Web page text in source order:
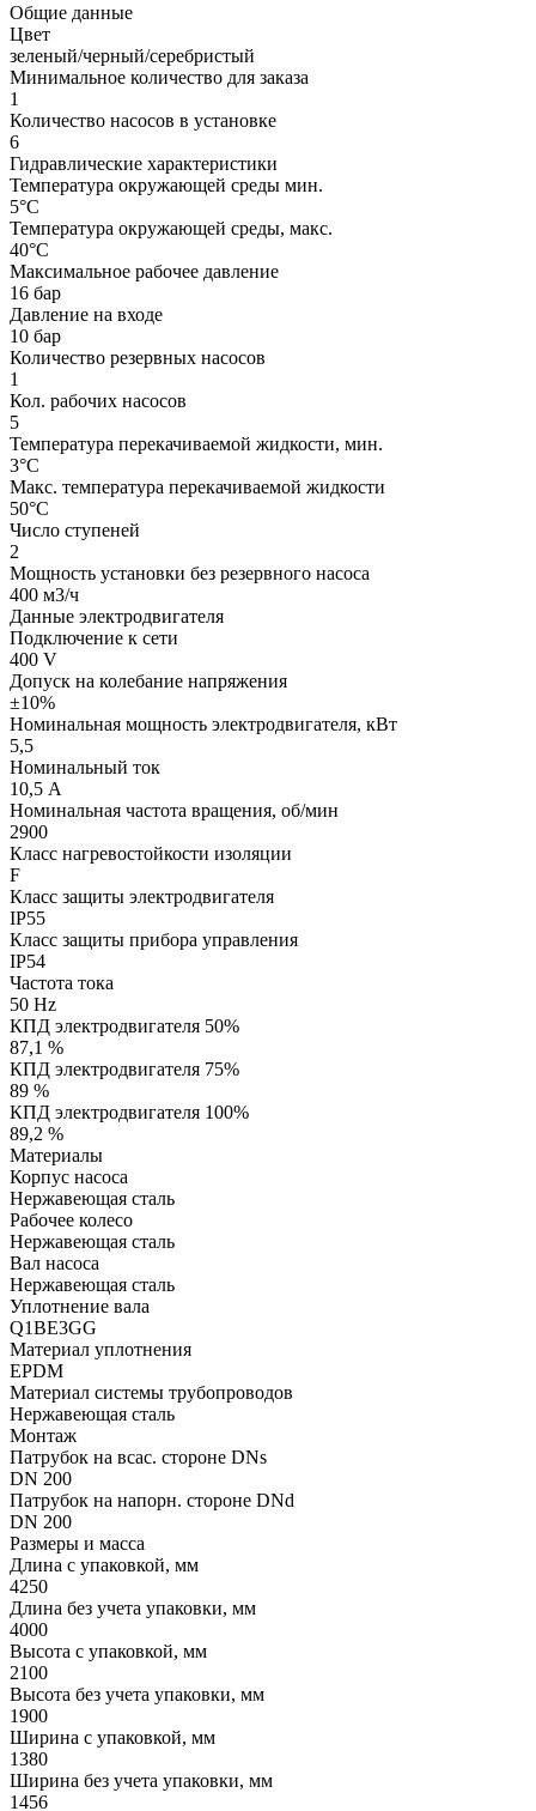
Общие данные
Цвет
зеленый/черный/серебристый
Минимальное количество для заказа
1
Количество насосов в установке
6
Гидравлические характеристики
Температура окружающей среды мин.
5°C
Температура окружающей среды, макс.
40°C
Максимальное рабочее давление
16 бар
Давление на входе
10 бар
Количество резервных насосов
1
Кол. рабочих насосов
5
Температура перекачиваемой жидкости, мин.
3°C
Макс. температура перекачиваемой жидкости
50°C
Число ступеней
2
Мощность установки без резервного наcоса
400 м3/ч
Данные электродвигателя
Подключение к сети
400 V
Допуск на колебание напряжения
±10%
Номинальная мощность электродвигателя, кВт
5,5
Номинальный ток
10,5 А
Номинальная частота вращения, об/мин
2900
Класс нагревостойкости изоляции
F
Класс защиты электродвигателя
IP55
Класс защиты прибора управления
IP54
Частота тока
50 Hz
КПД электродвигателя 50%
87,1 %
КПД электродвигателя 75%
89 %
КПД электродвигателя 100%
89,2 %
Материалы
Корпус насоса
Нержавеющая сталь
Рабочее колесо
Нержавеющая сталь
Вал насоса
Нержавеющая сталь
Уплотнение вала
Q1BE3GG
Материал уплотнения
EPDM
Материал системы трубопроводов
Нержавеющая сталь
Монтаж
Патрубок на всас. стороне DNs
DN 200
Патрубок на напорн. стороне DNd
DN 200
Размеры и масса
Длина с упаковкой, мм
4250
Длина без учета упаковки, мм
4000
Высота с упаковкой, мм
2100
Высота без учета упаковки, мм
1900
Ширина с упаковкой, мм
1380
Ширина без учета упаковки, мм
1456